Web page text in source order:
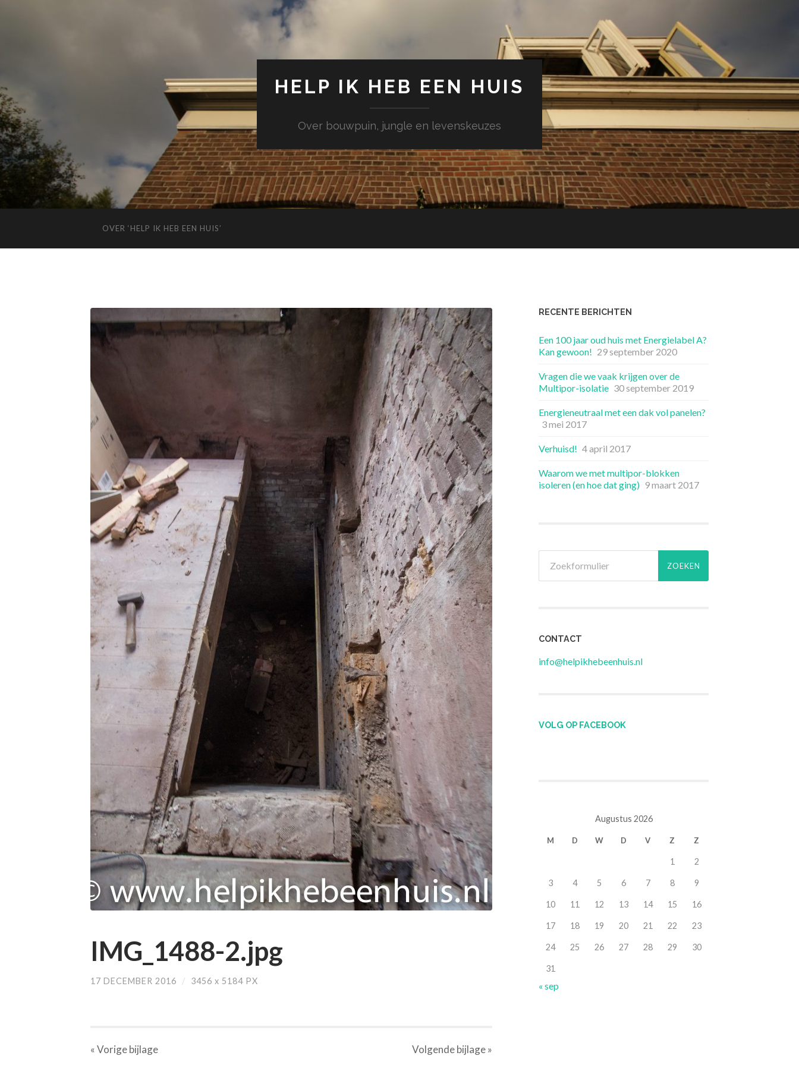
HELP IK HEB EEN HUIS
Over bouwpuin, jungle en levenskeuzes
OVER ‘HELP IK HEB EEN HUIS’
IMG_1488-2.jpg
17 DECEMBER 2016 / 3456 x 5184 PX
« Vorigebijlage Volgendebijlage»
RECENTE BERICHTEN
Een 100 jaar oud huis met Energielabel A?
Kan gewoon! 29 september 2020
Vragen die we vaak krijgen over de
Multipor-isolatie 30 september 2019
Energieneutraal met een dak vol panelen?
3 mei 2017
Verhuisd! 4 april 2017
Waarom we met multipor-blokken
isoleren (en hoe dat ging) 9 maart 2017
CONTACT
info@helpikhebeenhuis.nl
VOLG OP FACEBOOK
Augustus 2026
M D W D V Z Z
1 2
3 4 5 6 7 8 9
10 11 12 13 14 15 16
17 18 19 20 21 22 23
24 25 26 27 28 29 30
31
« sep